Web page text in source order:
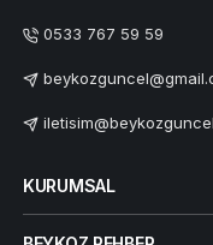
0533 767 59 59
KURUMSAL